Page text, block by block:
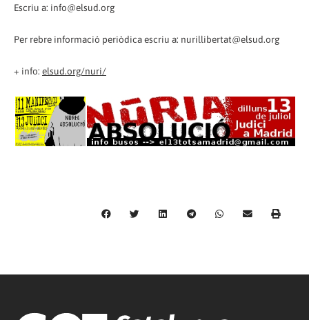
Escriu a: info@elsud.org
Per rebre informació periòdica escriu a: nurillibertat@elsud.org
+ info: elsud.org/nuri/